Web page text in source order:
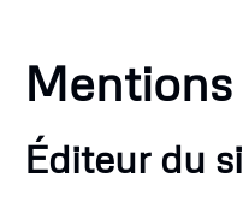
Éditeur du